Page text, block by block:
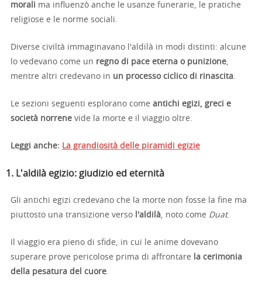
morali ma influenzò anche le usanze funerarie, le pratiche
religiose e le norme sociali.
Diverse civiltà immaginavano l'aldilà in modi distinti: alcune
lo vedevano come un regno di pace eterna o punizione,
mentre altri credevano in un processo ciclico di rinascita.
Le sezioni seguenti esplorano come antichi egizi, greci e
società norrene vide la morte e il viaggio oltre.
Leggi anche: La grandiosità delle piramidi egizie
1. L'aldilà egizio: giudizio ed eternità
Gli antichi egizi credevano che la morte non fosse la fine ma
piuttosto una transizione verso
l'aldilà, noto come Duat.
Il viaggio era pieno di sfide, in cui le anime dovevano
superare prove pericolose prima di affrontare
la cerimonia
della pesatura del cuore.